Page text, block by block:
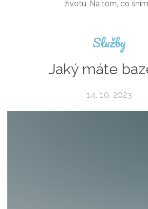
životu. Na tom, co
Služby
Jaký máte
14. 10. 2023